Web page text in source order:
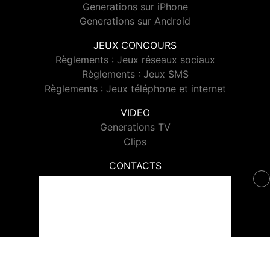
Generations sur iPhone
Generations sur Android
JEUX CONCOURS
Règlements : Jeux réseaux sociaux
Règlements : Jeux SMS
Règlements : Jeux téléphone et internet
VIDEO
Generations TV
Clips
CONTACTS
Contacter Generations